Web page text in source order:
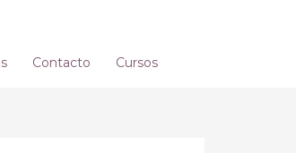
Contacto Cursos